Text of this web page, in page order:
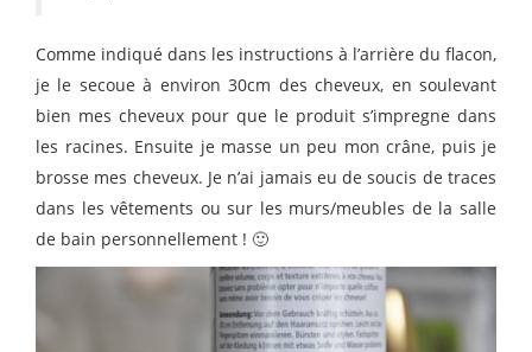
Comme indiqué dans les instructions à l’arrière du flacon,
je le secoue à environ 30cm des cheveux, en soulevant
bien mes cheveux pour que le produit s’impregne dans
les racines. Ensuite je masse un peu mon crâne, puis je
brosse mes cheveux. Je n’ai jamais eu de soucis de traces
dans les vêtements ou sur les murs/meubles de la salle
de bain personnellement ! 🙂